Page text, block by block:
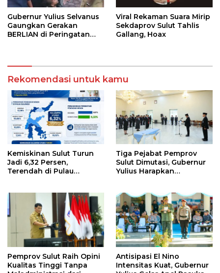
Gubernur Yulius Selvanus
Gaungkan Gerakan
BERLIAN di Peringatan
Viral Rekaman Suara Mirip
Sekdaprov Sulut Tahlis
Gallang, Hoax
Rekomendasi untuk kamu
Kemiskinan Sulut Turun
Jadi 6,32 Persen,
Terendah di Pulau
Tiga Pejabat Pemprov
Sulut Dimutasi, Gubernur
Yulius Harapkan
Pemprov Sulut Raih Opini
Kualitas Tinggi Tanpa
Antisipasi El Nino
Intensitas Kuat, Gubernur